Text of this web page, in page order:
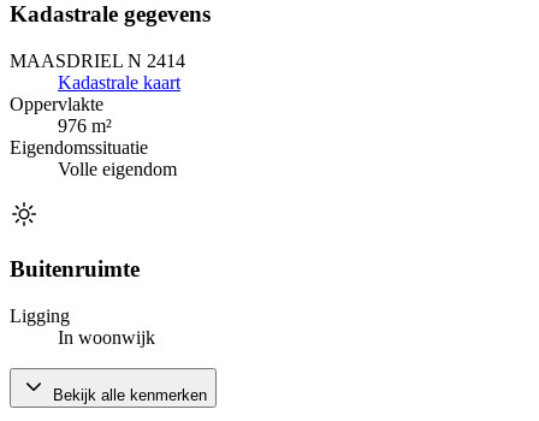
Kadastrale gegevens
MAASDRIEL N 2414
Kadastrale kaart
Oppervlakte
976 m²
Eigendomssituatie
Volle eigendom
Buitenruimte
Ligging
In woonwijk
Bekijk alle kenmerken